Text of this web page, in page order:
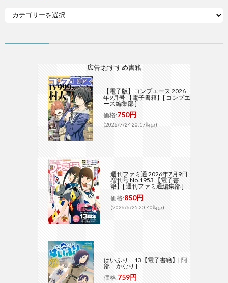
広告:おすすめ書籍
【電子版】コンプエース 2026
年9月号 【電子書籍】[ コンプエ
ース編集部 ]
価格:750円
(2026/7/24 20:17時点)
週刊ファミ通 2026年7月9日
増刊号 No.1953 【電子書
籍】[ 週刊ファミ通編集部 ]
価格:850円
(2026/6/25 20:40時点)
はいふり 13【電子書籍】[ 阿
部 かなり ]
価格:759円